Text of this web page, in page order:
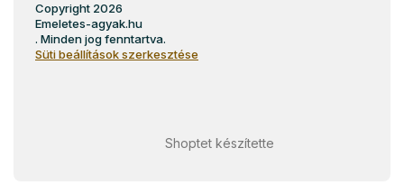
Shoptet készítette
Copyright 2026
Emeletes-agyak.hu
. Minden jog fenntartva.
Süti beállítások szerkesztése